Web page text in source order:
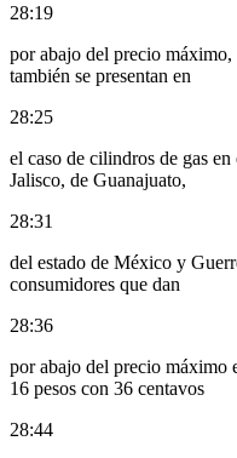
28:19
por abajo del precio
también se presentan en
28:25
el caso de cilindros de gas
Jalisco, de Guanajuato,
28:31
del estado de México y
consumidores que dan
28:36
por abajo del precio máximo
16 pesos con 36 centavos
28:44